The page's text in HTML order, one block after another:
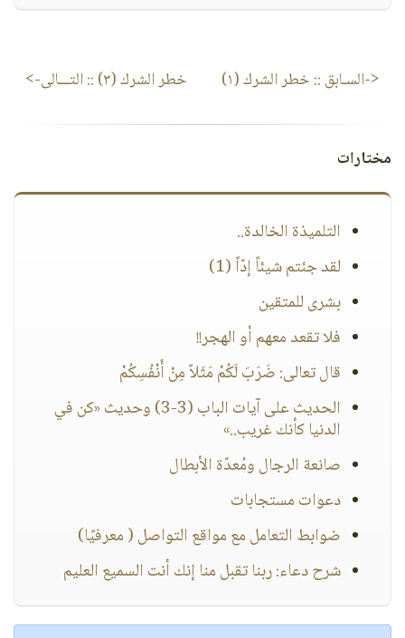
<-السـابق :: خطر الشرك (١) خطر الشرك (٣) :: التـــالى->
مختارات
التلميذة الخالدة..
لقد جئتم شيئاً إدّاً (1)
بشرى للمتقين
فلا تقعد معهم أو الهجر!!
قال تعالى: ضَرَبَ لَكُمْ مَثَلاً مِنْ أَنْفُسِكُمْ
الحديث على آيات الباب (3-3) وحديث «كن في
الدنيا كأنك غريب..»
صانعة الرجال ومُعدّة الأبطال
دعوات مستجابات
ضوابط التعامل مع مواقع التواصل ( معرفيًا)
شرح دعاء: ربنا تقبل منا إنك أنت السميع العليم